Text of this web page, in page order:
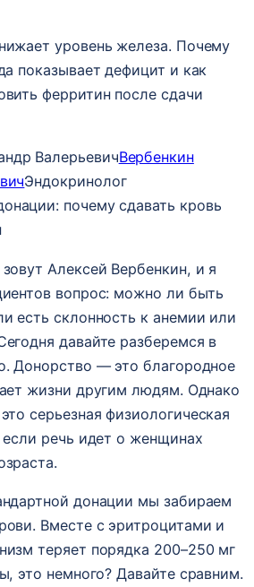
уровень железа. Почему
показывает дефицит и как
ферритин после сдачи
Вербенкин
Эндокринолог
Алексей Вербенкин, и я
вопрос: можно ли быть
есть склонность к анемии или
давайте разберемся в
Донорство — это благородное
жизни другим людям. Однако
серьезная физиологическая
если речь идет о женщинах
донации мы забираем
Вместе с эритроцитами и
теряет порядка 200–250 мг
это немного? Давайте сравним.